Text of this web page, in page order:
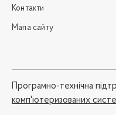
Контакти
Мапа сайту
Програмно-технічна
комп'ютеризованих